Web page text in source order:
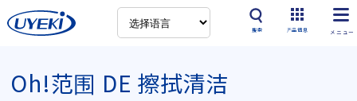
搜索 产品信息
Oh!范围 DE 擦拭清洁